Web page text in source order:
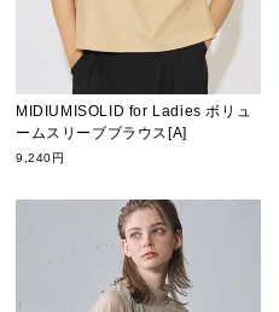
MIDIUMISOLID for Ladies ボリュ
ームスリーブブラウス[A]
9,240円